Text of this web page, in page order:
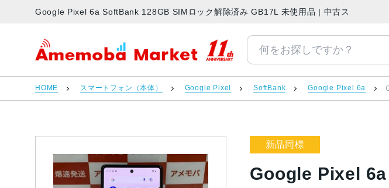
Google Pixel 6a SoftBank 128GB SIMロック解除済み GB17L 未使用品 | 中古スマホ販売
アメモバマーケット
HOME スマートフォン（本体） Google Pixel SoftBank Google Pixel 6a
新品同様
Google Pixel